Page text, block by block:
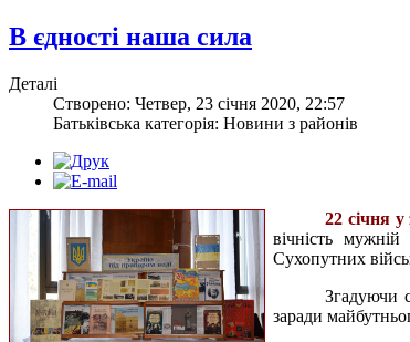
В єдності наша сила
Деталі
Створено: Четвер, 23 січня 2020, 22:57
Батьківська категорія: Новини з районів
22 січня у
вічність
Сухопутних
Згадуючи
заради